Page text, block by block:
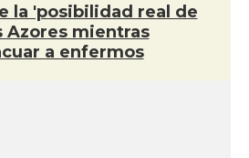
la 'posibilidad real de
Azores mientras
a enfermos